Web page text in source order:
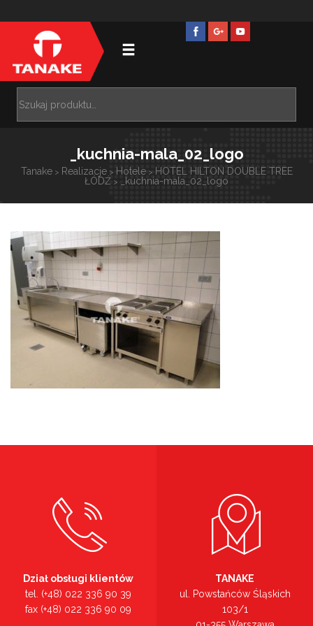
_kuchnia-mala_02_logo
Tanake> Realizacje> Hotele> HOTEL HILTON DOUBLE TREE
ŁÓDŹ > _kuchnia-mala_02_logo
Dział obsługi klientów
tel. (+48) 022 336 90 39
fax (+48) 022 336 90 09
TANAKE
ul. Powstańców Śląskich
103/1